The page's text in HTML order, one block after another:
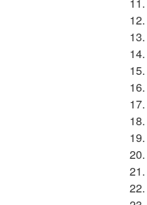
12.
13.
14.
15.
16.
17.
18.
19.
20.
21.
22.